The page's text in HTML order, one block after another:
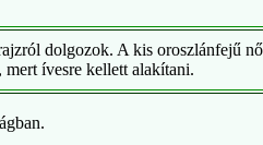
dolgozok. A kis oroszlánfejű
ívesre kellett alakítani.